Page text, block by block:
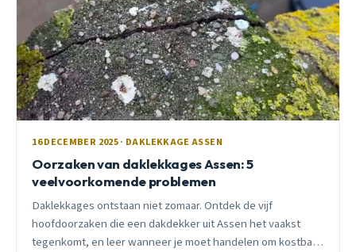
16 DECEMBER 2025 · DAKLEKKAGE ASSEN
Oorzaken van daklekkages Assen: 5
veelvoorkomende problemen
Daklekkages ontstaan niet zomaar. Ontdek de vijf
hoofdoorzaken die een dakdekker uit Assen het vaakst
tegenkomt, en leer wanneer je moet handelen om kostbare